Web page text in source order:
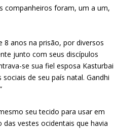
companheiros foram, um a um,
8 anos na prisão, por diversos
junto com seus discípulos
se sua fiel esposa Kasturbai
de seu país natal. Gandhi
seu tecido para usar em
vestes ocidentais que havia